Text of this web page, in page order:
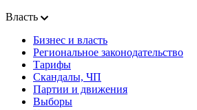
Власть
Бизнес и власть
Региональное законодательство
Тарифы
Скандалы, ЧП
Партии и движения
Выборы